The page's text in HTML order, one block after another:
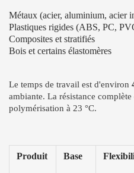
Métaux (acier, aluminium, acier
Plastiques rigides (ABS, PC,
Composites et stratifiés
Bois et certains élastomères
Le temps de travail est d'environ
ambiante. La résistance complète
polymérisation à 23 °C.
Produit Base